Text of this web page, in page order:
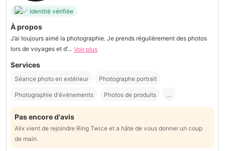
Identité vérifiée
À propos
J’ai toujours aimé la photographie. Je prends régulièrement des photos
lors de voyages et d’... Voir plus
Services
Séance photo en extérieur Photographe portrait
Photographie d'événements Photos de produits ...
Pas encore d'avis
Alix vient de rejoindre Ring Twice et a hâte de vous donner un coup
de main.